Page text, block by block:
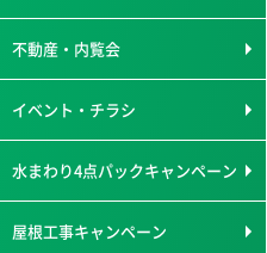
不動産・内覧会
イベント・チラシ
水まわり4点パックキャンペーン
屋根工事キャンペーン